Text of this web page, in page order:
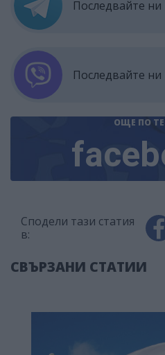
Последвайте ни
Последвайте
ОЩЕ ПО
Сподели тази статия
в:
СВЪРЗАНИ СТАТИИ